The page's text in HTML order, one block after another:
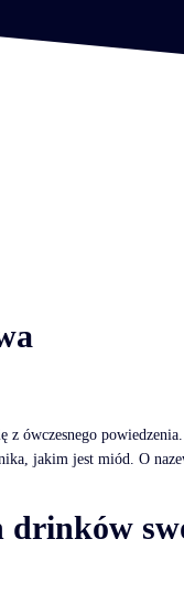
ówczesnego
jakim jest miód. O
drinków